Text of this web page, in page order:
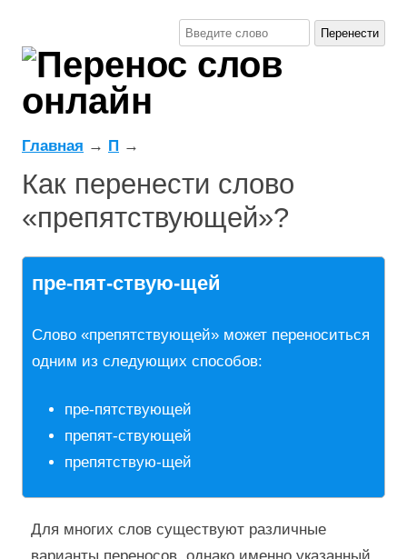
Главная → П →
Как перенести слово
«препятствующей»?
пре-пят-ствую-щей
Слово «препятствующей» может переноситься
одним из следующих способов:
пре-пятствующей
препят-ствующей
препятствую-щей
Для многих слов существуют различные